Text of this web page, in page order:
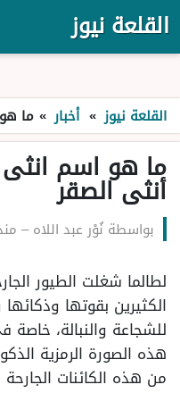
القلعة نيوز
القلعة نيوز » أخبار » ما
ما هو اسم
أنثى الصقر
بواسطة نُوْر عبد اللاه– منذ 8
لطالما شغلت الطيور
الكثيرين بقوتها
للشجاعة والنبالة، خاصة
هذه الصورة الرمزية
من هذه الكائنات